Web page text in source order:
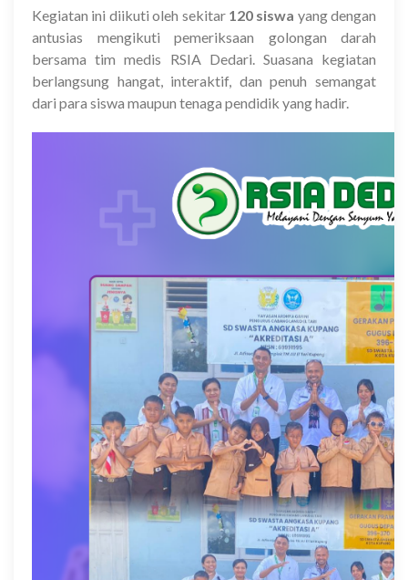
Kegiatan ini diikuti oleh sekitar 120 siswa yang dengan
antusias mengikuti pemeriksaan golongan darah
bersama tim medis RSIA Dedari. Suasana kegiatan
berlangsung hangat, interaktif, dan penuh semangat
dari para siswa maupun tenaga pendidik yang hadir.